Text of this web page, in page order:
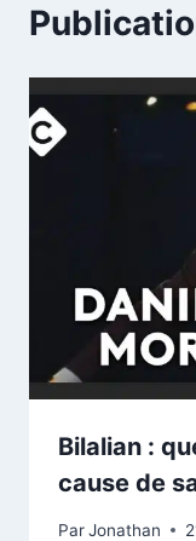
Bilalian :
cause de
ParJonathan